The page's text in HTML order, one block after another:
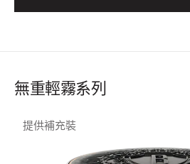
無重輕霧系列
提供補充裝